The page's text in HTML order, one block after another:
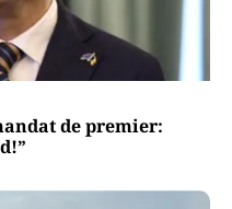
de premier: